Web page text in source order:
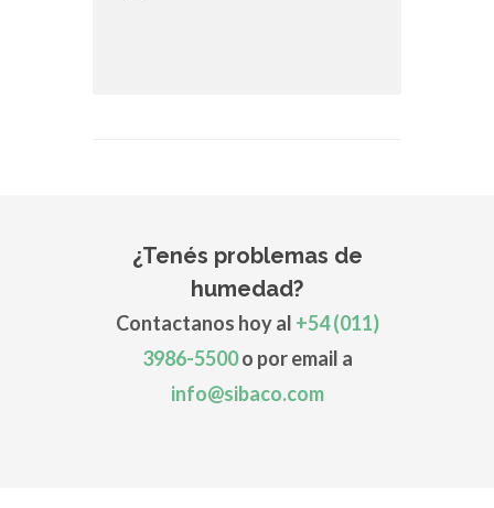
¿Tenés problemas de
humedad?
Contactanos hoy al +54 (011)
3986-5500o por email a
info@sibaco.com